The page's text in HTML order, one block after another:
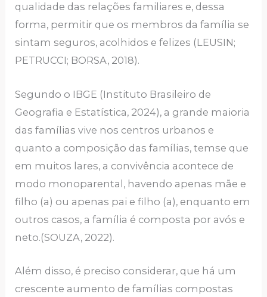
qualidade das relações familiares e, dessa
forma, permitir que os membros da família se
sintam seguros, acolhidos e felizes (LEUSIN;
PETRUCCI; BORSA, 2018).
Segundo o IBGE (Instituto Brasileiro de
Geografia e Estatística, 2024), a grande maioria
das famílias vive nos centros urbanos e
quanto a composição das famílias, temse que
em muitos lares, a convivência acontece de
modo monoparental, havendo apenas mãe e
filho (a) ou apenas pai e filho (a), enquanto em
outros casos, a família é composta por avós e
neto.(SOUZA, 2022).
Além disso, é preciso considerar, que há um
crescente aumento de famílias compostas